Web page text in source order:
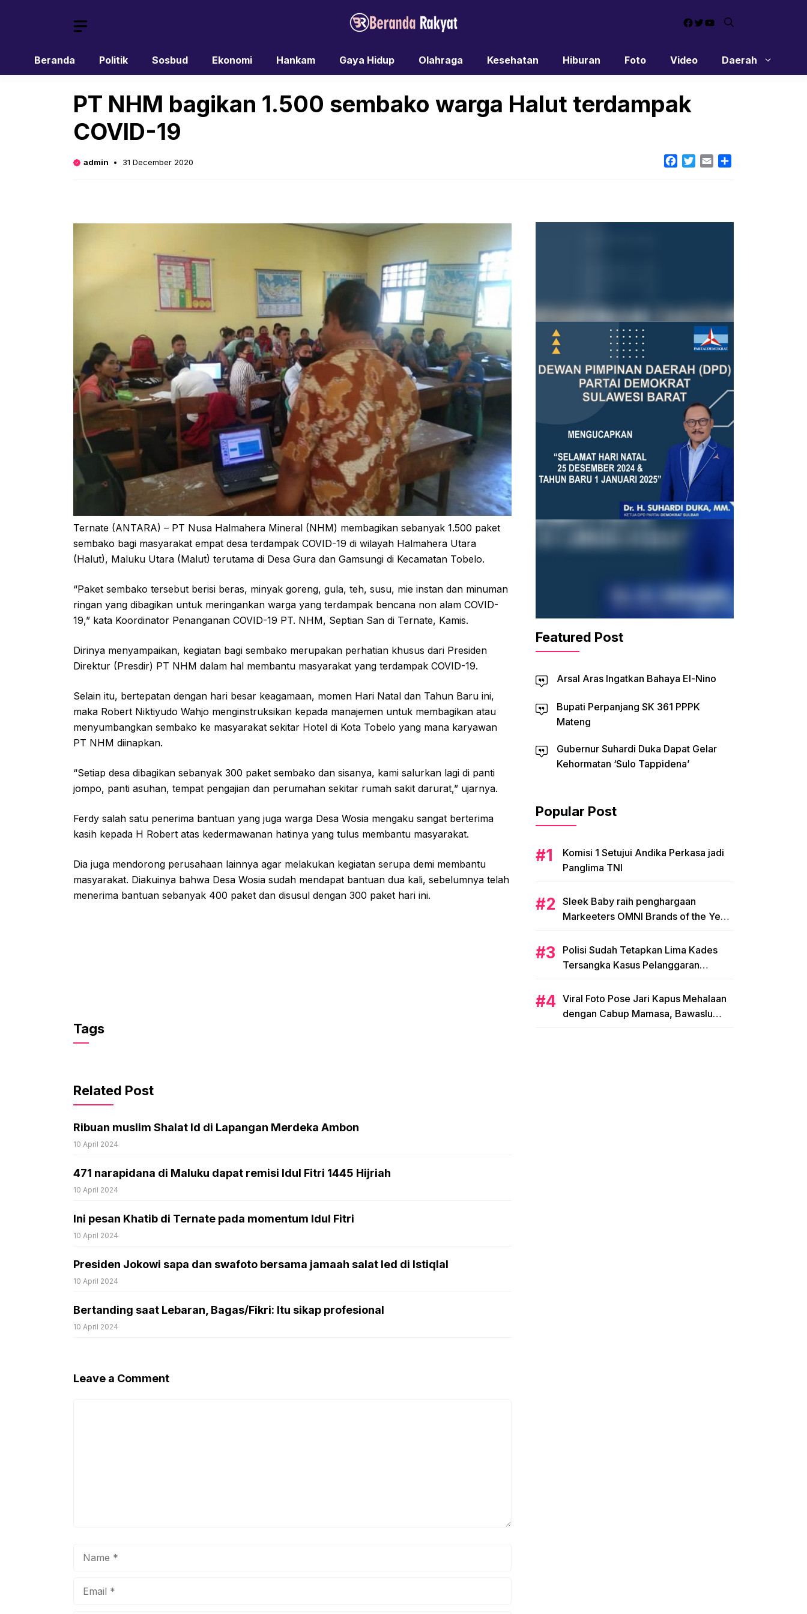
Facebook
Twitter
YouTube
Beranda Politik Sosbud Ekonomi Hankam Gaya Hidup Olahraga Kesehatan Hiburan Foto Video Daerah
PT NHM bagikan 1.500 sembako warga Halut terdampak
COVID-19
admin 31 December 2020 Facebook
TwitterEmail
Ternate (ANTARA) – PT Nusa Halmahera Mineral (NHM) membagikan sebanyak 1.500 paket
sembako bagi masyarakat empat desa terdampak COVID-19 di wilayah Halmahera Utara
(Halut), Maluku Utara (Malut) terutama di Desa Gura dan Gamsungi di Kecamatan Tobelo.
“Paket sembako tersebut berisi beras, minyak goreng, gula, teh, susu, mie instan dan minuman
ringan yang dibagikan untuk meringankan warga yang terdampak bencana non alam COVID-
19,” kata Koordinator Penanganan COVID-19 PT. NHM, Septian San di Ternate, Kamis.
Dirinya menyampaikan, kegiatan bagi sembako merupakan perhatian khusus dari Presiden
Direktur (Presdir) PT NHM dalam hal membantu masyarakat yang terdampak COVID-19.
Selain itu, bertepatan dengan hari besar keagamaan, momen Hari Natal dan Tahun Baru ini,
maka Robert Niktiyudo Wahjo menginstruksikan kepada manajemen untuk membagikan atau
menyumbangkan sembako ke masyarakat sekitar Hotel di Kota Tobelo yang mana karyawan
PT NHM diinapkan.
“Setiap desa dibagikan sebanyak 300 paket sembako dan sisanya, kami salurkan lagi di panti
jompo, panti asuhan, tempat pengajian dan perumahan sekitar rumah sakit darurat,” ujarnya.
Ferdy salah satu penerima bantuan yang juga warga Desa Wosia mengaku sangat berterima
kasih kepada H Robert atas kedermawanan hatinya yang tulus membantu masyarakat.
Dia juga mendorong perusahaan lainnya agar melakukan kegiatan serupa demi membantu
masyarakat. Diakuinya bahwa Desa Wosia sudah mendapat bantuan dua kali, sebelumnya telah
menerima bantuan sebanyak 400 paket dan disusul dengan 300 paket hari ini.
Tags
Related Post
Ribuan muslim Shalat Id di Lapangan Merdeka Ambon
10 April 2024
471 narapidana di Maluku dapat remisi Idul Fitri 1445 Hijriah
10 April 2024
Ini pesan Khatib di Ternate pada momentum Idul Fitri
10 April 2024
Presiden Jokowi sapa dan swafoto bersama jamaah salat Ied di Istiqlal
10 April 2024
Bertanding saat Lebaran, Bagas/Fikri: Itu sikap profesional
10 April 2024
Leave a Comment
Featured Post
Arsal Aras Ingatkan Bahaya El-Nino
Bupati Perpanjang SK 361 PPPK
Mateng
Gubernur Suhardi Duka Dapat Gelar
Kehormatan ‘Sulo Tappidena’
Popular Post
Komisi 1 Setujui Andika Perkasa jadi
Panglima TNI
Sleek Baby raih penghargaan
Markeeters OMNI Brands of the Year
Polisi Sudah Tetapkan Lima Kades
Tersangka Kasus Pelanggaran
Viral Foto Pose Jari Kapus Mehalaan
dengan Cabup Mamasa, Bawaslu